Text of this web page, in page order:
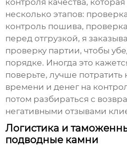
контроля качества,
несколько этапов:
контроль пошива,
перед отгрузкой, я
проверку партии, чтобы
порядке. Иногда это
поверьте, лучше
времени и денег на
потом разбираться с
негативными отзывами
Логистика и
подводные камни